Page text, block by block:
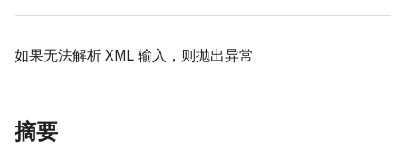
如果无法解析 XML 输入，则抛出异常
摘要